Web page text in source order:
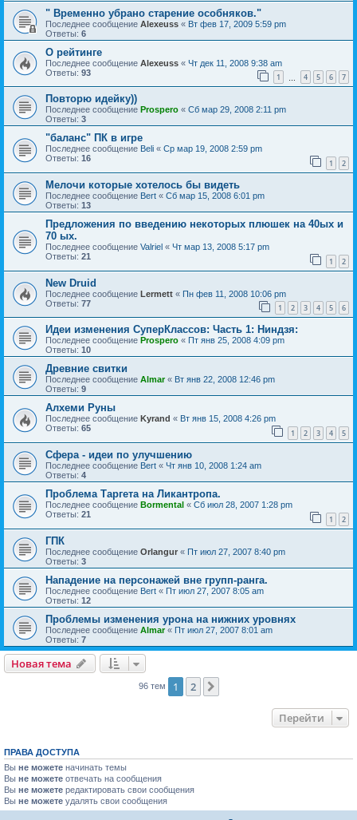
" Временно убрано старение особняков."
Последнее сообщение Alexeuss « Вт фев 17, 2009 5:59 pm
Ответы: 6
О рейтинге
Последнее сообщение Alexeuss « Чт дек 11, 2008 9:38 am
Ответы: 93 1 4 5 6 7
Повторю идейку))
Последнее сообщение Prospero « Сб мар 29, 2008 2:11 pm
Ответы: 3
"баланс" ПК в игре
Последнее сообщение Beli « Ср мар 19, 2008 2:59 pm
Ответы: 16 1 2
Мелочи которые хотелось бы видеть
Последнее сообщение Bert « Сб мар 15, 2008 6:01 pm
Ответы: 13
Предложения по введению некоторых плюшек на 40ых и
70 ых.
Последнее сообщение Valriel « Чт мар 13, 2008 5:17 pm
Ответы: 21 1 2
New Druid
Последнее сообщение Lermett « Пн фев 11, 2008 10:06 pm
Ответы: 77 1 2 3 4 5 6
Идеи изменения СуперКлассов: Часть 1: Ниндзя:
Последнее сообщение Prospero « Пт янв 25, 2008 4:09 pm
Ответы: 10
Древние свитки
Последнее сообщение Almar« Вт янв 22, 2008 12:46 pm
Ответы: 9
Алхеми Руны
Последнее сообщение Kyrand « Вт янв 15, 2008 4:26 pm
Ответы: 65 1 2 3 4 5
Сфера - идеи по улучшению
Последнее сообщение Bert « Чт янв 10, 2008 1:24 am
Ответы: 4
Проблема Таргета на Ликантропа.
Последнее сообщение Bormental « Сб июл 28, 2007 1:28 pm
Ответы: 21 1 2
ГПК
Последнее сообщение Orlangur « Пт июл 27, 2007 8:40 pm
Ответы: 3
Нападение на персонажей вне групп-ранга.
Последнее сообщение Bert « Пт июл 27, 2007 8:05 am
Ответы: 12
Проблемы изменения урона на нижних уровнях
Последнее сообщение Almar« Пт июл 27, 2007 8:01 am
Ответы: 7
Новая тема
96 тем 1 2
Перейти
ПРАВА ДОСТУПА
Вы не можете начинать темы
Вы не можете отвечать на сообщения
Вы не можете редактировать свои сообщения
Вы не можете удалять свои сообщения